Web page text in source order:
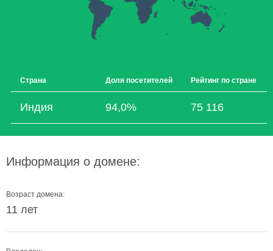
Страна Доля посетителей Рейтинг по стране
Индия 94,0% 75 116
Информация о домене:
Возраст домена:
11 лет